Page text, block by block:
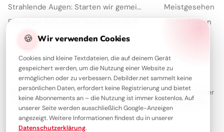
🍪 Wir verwenden Cookies
Cookies sind kleine Textdateien, die auf deinem Gerät
gespeichert werden, um die Nutzung einer Website zu
ermöglichen oder zu verbessern. Debilder.net sammelt keine
persönlichen Daten, erfordert keine Registrierung und bietet
keine Abonnements an – die Nutzung ist immer kostenlos. Auf
unserer Seite werden ausschließlich Google-Anzeigen
angezeigt. Weitere Informationen findest du in unserer
Datenschutzerklärung.
Strahlende Augen: Starten wir gemeinsam durch ins Schuljahr – super für Instagram!
Meistgesehen
Sammlungen
Über Debilder
Debilder ist deine Plattform für die schönsten Grüße und Bilder
zum Teilen. Entdecke unsere Sammlung und verschenke ein
Lächeln!